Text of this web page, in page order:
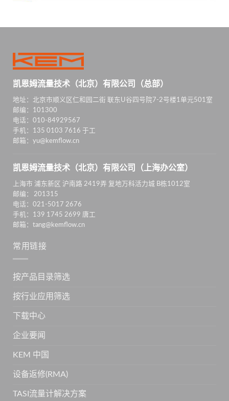
凯恩姆流量技术（北京）有限公司（总部）
地址：北京市顺义区仁和园二街 联东U谷四号院7-2号楼1单元501室
邮编：101300
电话：010-84929567
手机：135 0103 7616 于工
邮箱：yu@kemflow.cn
凯恩姆流量技术（北京）有限公司（上海办公室）
上海市 浦东新区 沪南路 2419弄 复地万科活力城 B栋1012室
邮编： 201315
电话：021-5017 2676
手机：139 1745 2699 唐工
邮箱：tang@kemflow.cn
常用链接
按产品目录筛选
按行业应用筛选
下载中心
企业要闻
KEM 中国
设备返修(RMA)
TASI流量计解决方案